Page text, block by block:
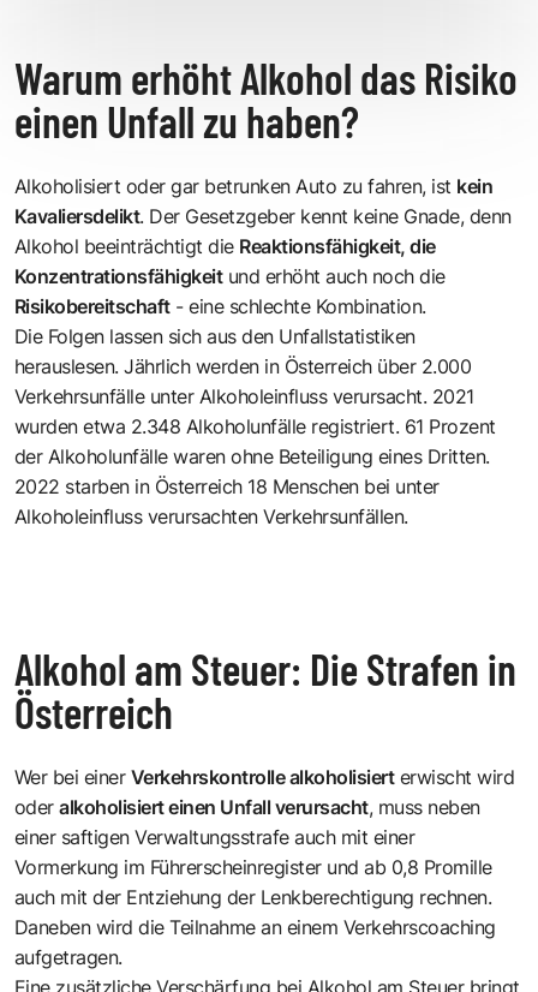
Warum erhöht Alkohol das Risiko
einen Unfall zu haben?
Alkoholisiert oder gar betrunken Auto zu fahren, ist kein
Kavaliersdelikt. Der Gesetzgeber kennt keine Gnade, denn
Alkohol beeinträchtigt die Reaktionsfähigkeit, die
Konzentrationsfähigkeitund erhöht auch noch die
Risikobereitschaft - eine schlechte Kombination.
Die Folgen lassen sich aus den Unfallstatistiken
herauslesen. Jährlich werden in Österreich über 2.000
Verkehrsunfälle unter Alkoholeinfluss verursacht. 2021
wurden etwa 2.348 Alkoholunfälle registriert. 61 Prozent
der Alkoholunfälle waren ohne Beteiligung eines Dritten.
2022 starben in Österreich 18 Menschen bei unter
Alkoholeinfluss verursachten Verkehrsunfällen.
Alkohol am Steuer: Die Strafen in
Österreich
Wer bei einer Verkehrskontrolle alkoholisierterwischt wird
oderalkoholisiert einen Unfall verursacht, muss neben
einer saftigen Verwaltungsstrafe auch mit einer
Vormerkung im Führerscheinregister und ab 0,8 Promille
auch mit der Entziehung der Lenkberechtigung rechnen.
Daneben wird die Teilnahme an einem Verkehrscoaching
aufgetragen.
Eine zusätzliche Verschärfung bei Alkohol am Steuer bringt